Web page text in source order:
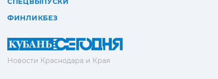
Новости Краснодара и Края
ФИНЛИКБЕЗ